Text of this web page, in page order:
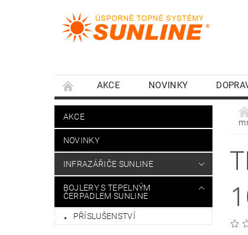
AKCE NOVINKY
AKCE
NOVINKY
INFRAZÁŘIČE SUNLINE
BOJLERY S TEPELNÝM
ČERPADLEM SUNLINE
PŘÍSLUŠENSTVÍ